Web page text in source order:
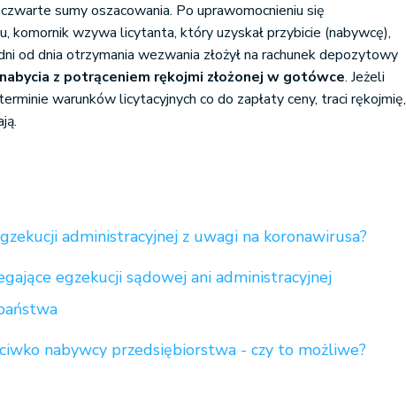
sumy oszacowania. Po uprawomocnieniu się
komornik wzywa licytanta, który uzyskał przybicie (nabywcę),
od dnia otrzymania wezwania złożył na rachunek depozytowy
z potrąceniem rękojmi złożonej w gotówce. Jeżeli
warunków licytacyjnych co do zapłaty ceny, traci rękojmię,
administracyjnej z uwagi na koronawirusa?
egzekucji sądowej ani administracyjnej
nabywcy przedsiębiorstwa - czy to możliwe?